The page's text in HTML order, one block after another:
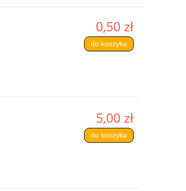
0,50 zł
do koszyka
5,00 zł
do koszyka